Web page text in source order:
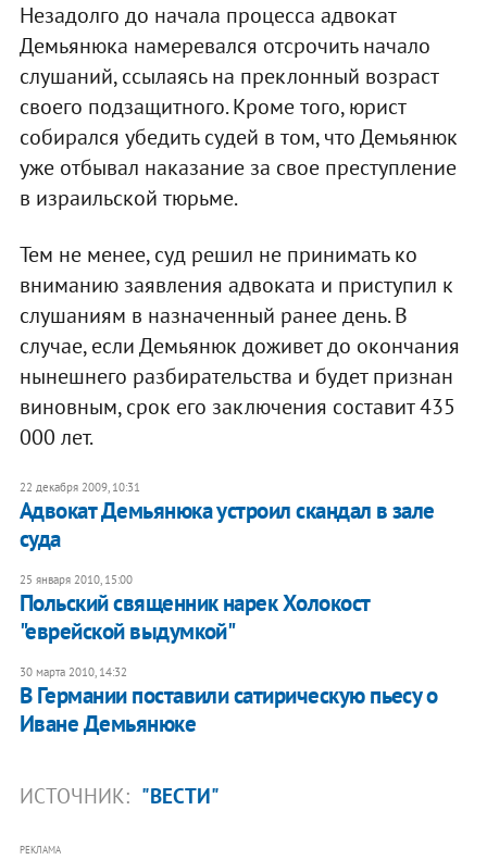
Незадолго до начала процесса адвокат
Демьянюка намеревался отсрочить начало
слушаний, ссылаясь на преклонный возраст
своего подзащитного. Кроме того, юрист
собирался убедить судей в том, что Демьянюк
уже отбывал наказание за свое преступление
в израильской тюрьме.
Тем не менее, суд решил не принимать ко
вниманию заявления адвоката и приступил к
слушаниям в назначенный ранее день. В
случае, если Демьянюк доживет до окончания
нынешнего разбирательства и будет признан
виновным, срок его заключения составит 435
000 лет.
22 декабря 2009, 10:31
Адвокат Демьянюка устроил скандал в зале
суда
25 января 2010, 15:00
Польский священник нарек Холокост
"еврейской выдумкой"
30 марта 2010, 14:32
В Германии поставили сатирическую пьесу о
Иване Демьянюке
ИСТОЧНИК: "ВЕСТИ"
РЕКЛАМА